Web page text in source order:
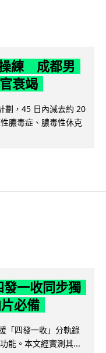
練 成都男
衰竭
劃，45 日內減去約 20
膿毒症、膿毒性休克
一收同步獨
必備
「四發一收」分軌錄
能。本文經實測其...